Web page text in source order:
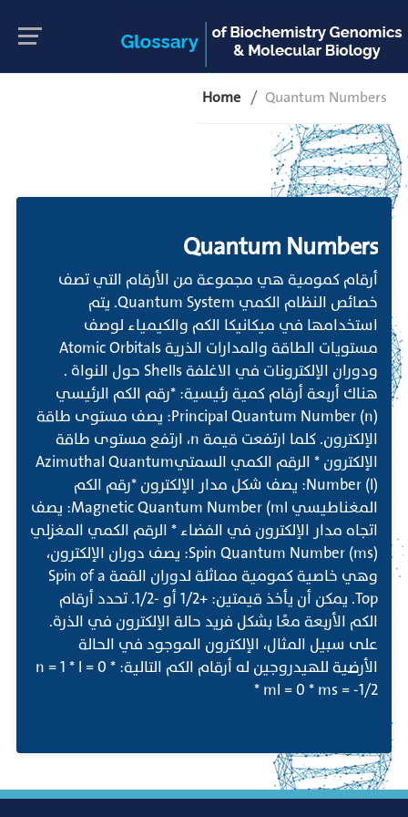
Home Quantum Numbers
Quantum Numbers
أرقام كمومية هي مجموعة من الأرقام التي تصف
خصائص النظام الكمي Quantum System. يتم
استخدامها في ميكانيكا الكم والكيمياء لوصف
مستويات الطاقة والمدارات الذرية Atomic Orbitals
ودوران الإلكترونات في الاغلفة Shells حول النواة .
هناك أربعة أرقام كمية رئيسية: *رقم الكم الرئيسي
Principal Quantum Number (n): يصف مستوى طاقة
الإلكترون. كلما ارتفعت قيمة n، ارتفع مستوى طاقة
الإلكترون * الرقم الكمي السمتيAzimuthal Quantum
Number (l): يصف شكل مدار الإلكترون *رقم الكم
المغناطيسي Magnetic Quantum Number (ml: يصف
اتجاه مدار الإلكترون في الفضاء * الرقم الكمي المغزلي
Spin Quantum Number (ms): يصف دوران الإلكترون،
وهي خاصية كمومية مماثلة لدوران القمة Spin of a
Top. يمكن أن يأخذ قيمتين: +1/2 أو -1/2. تحدد أرقام
الكم الأربعة معًا بشكل فريد حالة الإلكترون في الذرة.
على سبيل المثال، الإلكترون الموجود في الحالة
الأرضية للهيدروجين له أرقام الكم التالية: * n = 1 * l = 0
* ml = 0 * ms = -1/2